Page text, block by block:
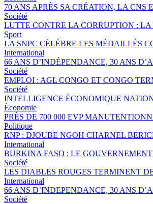
70 ANS APRÈS SA CRÉATION, LA
Société
LUTTE CONTRE LA CORRUPTION :
Sport
LA SNPC CÉLÈBRE LES MÉDAILLÉS
International
66 ANS D’INDÉPENDANCE, 30 ANS
Société
EMPLOI : AGL CONGO ET CONGO
Société
INTELLIGENCE ÉCONOMIQUE
Économie
PRÈS DE 700 000 EVP
Politique
RNP : DJOUBE NGOH CHARNEL
International
BURKINA FASO : LE
Société
LES DIABLES ROUGES TERMINENT
International
66 ANS D’INDEPENDANCE, 30 ANS
Société